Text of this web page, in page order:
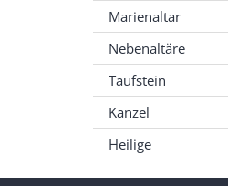
Marienaltar
Nebenaltäre
Taufstein
Kanzel
Heilige